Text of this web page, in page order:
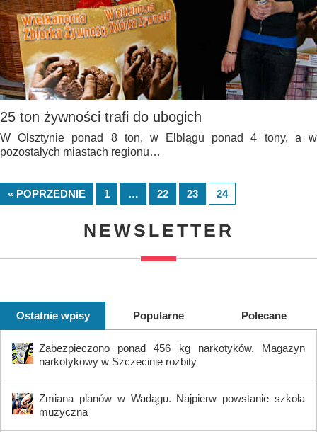
25 ton żywności trafi do ubogich
W Olsztynie ponad 8 ton, w Elblągu ponad 4 tony, a w
pozostałych miastach regionu…
« POPRZEDNIE 1 … 22 23 24
NEWSLETTER
Ostatnie wpisy Popularne Polecane
Zabezpieczono ponad 456 kg narkotyków. Magazyn
narkotykowy w Szczecinie rozbity
Zmiana planów w Wadągu. Najpierw powstanie szkoła
muzyczna